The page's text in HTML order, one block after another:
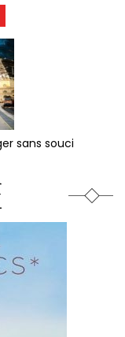
sans souci